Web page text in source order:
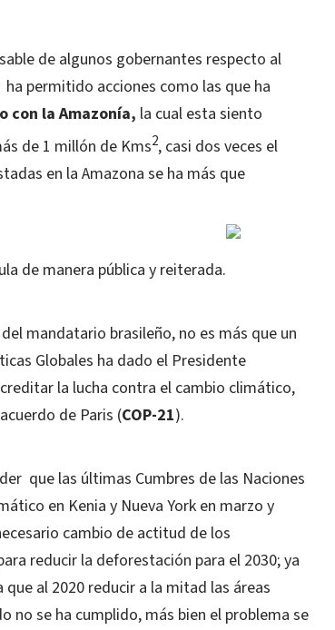
de algunos gobernantes respecto al
ha permitido acciones como las que ha
con la Amazonía, la cual esta siento
de 1 millón de Kms2, casi dos veces el
en la Amazona se ha más que
de manera pública y reiterada.
mandatario brasileño, no es más que un
Globales ha dado el Presidente
la lucha contra el cambio climático,
de Paris (COP-21).
que las últimas Cumbres de las Naciones
en Kenia y Nueva York en marzo y
cambio de actitud de los
reducir la deforestación para el 2030; ya
al 2020 reducir a la mitad las áreas
no se ha cumplido, más bien el problema se